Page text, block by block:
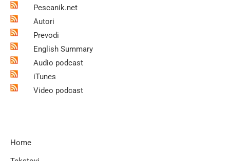
Pescanik.net
Autori
Prevodi
English Summary
Audio podcast
iTunes
Video podcast
Home